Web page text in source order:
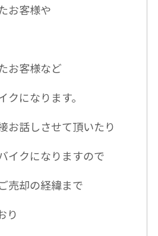
お客様や
お客様など
になります。
お話しさせて頂いたり
イクになりますので
売却の経緯まで
り